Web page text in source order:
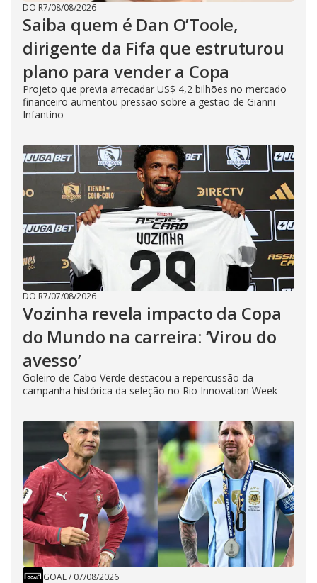
DO R7/08/08/2026
Saiba quem é Dan O’Toole,
dirigente da Fifa que estruturou
plano para vender a Copa
Projeto que previa arrecadar US$ 4,2 bilhões no mercado
financeiro aumentou pressão sobre a gestão de Gianni
Infantino
DO R7/07/08/2026
Vozinha revela impacto da Copa
do Mundo na carreira: ‘Virou do
avesso’
Goleiro de Cabo Verde destacou a repercussão da
campanha histórica da seleção no Rio Innovation Week
GOAL/ 07/08/2026